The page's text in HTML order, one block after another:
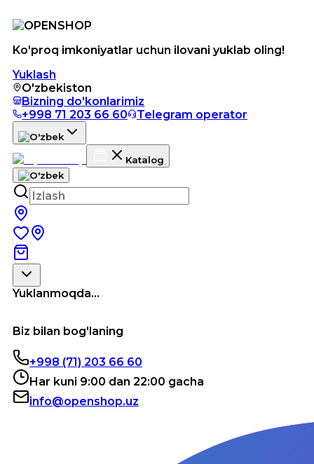
Ko'proq imkoniyatlar uchun ilovani yuklab oling!
Yuklash
O'zbekiston
Bizning do'konlarimiz
+998 71 203 66 60
Telegram operator
Katalog
Yuklanmoqda...
Biz bilan bog'laning
+998 (71) 203 66 60
Har kuni 9:00 dan 22:00 gacha
info@openshop.uz